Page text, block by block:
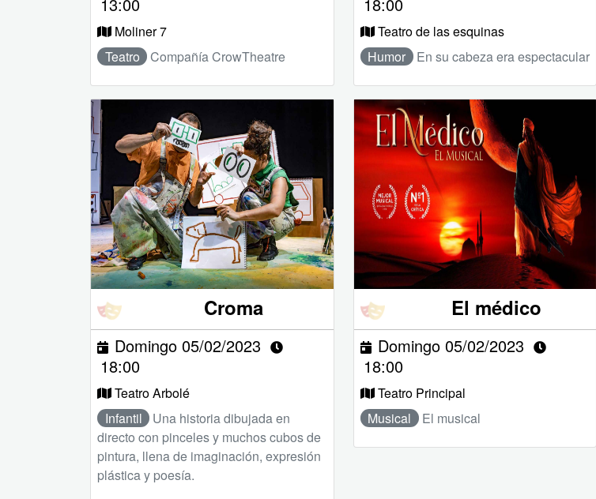
Moliner 7
Teatro
Compañía CrowTheatre
Teatro de las esquinas
Humor
En su cabeza era espectacular
Croma
Domingo 05/02/2023
18:00
Teatro Arbolé
Infantil
Una historia dibujada en
directo con pinceles y muchos cubos de
pintura, llena de imaginación, expresión
plástica y poesía.
El médico
Domingo 05/02/2023
18:00
Teatro Principal
Musical
El musical